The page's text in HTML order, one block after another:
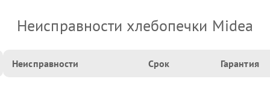
Неисправности хлебопечки Midea
Неисправности Срок Гарантия